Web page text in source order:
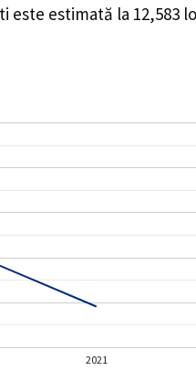
este estimată la 12,583
2021